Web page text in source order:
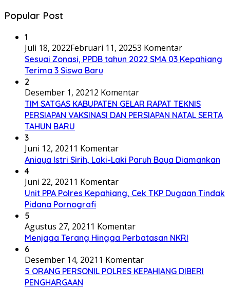
Popular Post
1
Juli 18, 2022Februari 11, 20253 Komentar
Sesuai Zonasi, PPDB tahun 2022 SMA 03 Kepahiang
Terima 3 Siswa Baru
2
Desember 1, 20212 Komentar
TIM SATGAS KABUPATEN GELAR RAPAT TEKNIS
PERSIAPAN VAKSINASI DAN PERSIAPAN NATAL SERTA
TAHUN BARU
3
Juni 12, 2021 1 Komentar
Aniaya Istri Sirih, Laki-Laki Paruh Baya Diamankan
4
Juni 22, 2021 1 Komentar
Unit PPA Polres Kepahiang, Cek TKP Dugaan Tindak
Pidana Pornografi
5
Agustus 27, 2021 1 Komentar
Menjaga Terang Hingga Perbatasan NKRI
6
Desember 14, 2021 1 Komentar
5 ORANG PERSONIL POLRES KEPAHIANG DIBERI
PENGHARGAAN